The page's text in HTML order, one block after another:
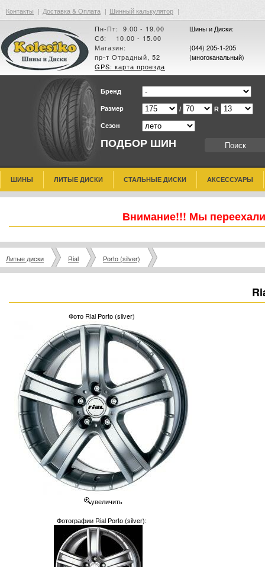
Контакты | Доставка & Оплата | Шинный калькулятор |
Пн-Пт: 9.00 - 19.00
Сб: 10.00 - 15.00
Магазин:
пр-т Отрадный, 52
GPS: карта проезда
Шины и Диски:
(044) 205-1-205
(многоканальный)
ПОДБОР ШИН
Бренд
Размер / R
Сезон
ШИНЫ ЛИТЫЕ ДИСКИ СТАЛЬНЫЕ ДИСКИ АКСЕССУАРЫ
Внимание!!! Мы
Литые диски Rial Porto (silver)
Фото Rial Porto (silver)
увеличить
Фотографии Rial Porto (silver):